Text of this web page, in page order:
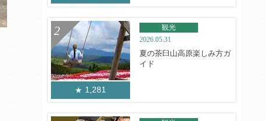
1,281
観光
2026.05.31
夏の茶臼山高原楽しみ方ガ
イド